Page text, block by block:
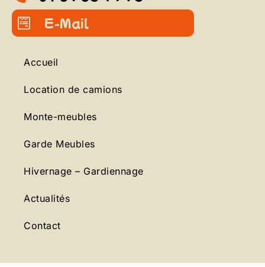
E-Mail
Accueil
Location de camions
Monte-meubles
Garde Meubles
Hivernage – Gardiennage
Actualités
Contact